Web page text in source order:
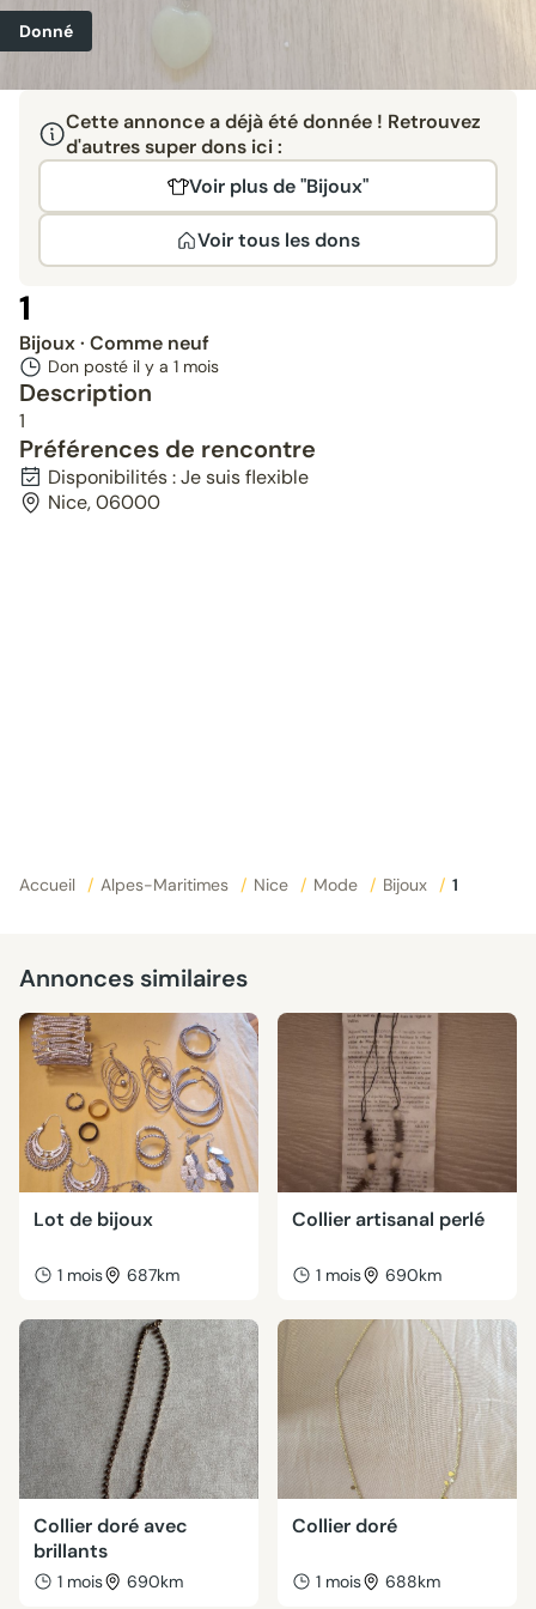
Donné
Cette annonce a déjà été donnée ! Retrouvez
d'autres super dons ici :
Voir plus de "Bijoux"
Voir tous les dons
1
Bijoux· Comme neuf
Don posté il y a 1 mois
Description
1
Préférences de rencontre
Disponibilités : Je suis flexible
Nice, 06000
Accueil / Alpes-Maritimes / Nice / Mode / Bijoux / 1
Annonces similaires
Lot de bijoux
1 mois 687km
Collier artisanal perlé
1 mois 690km
Collier doré avec
brillants
1 mois 690km
Collier doré
1 mois 688km